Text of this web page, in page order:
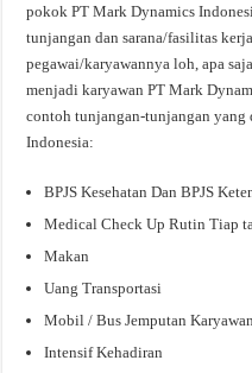
pokok PT Mark Dynamics
tunjangan dan sarana/fasilitas
pegawai/karyawannya loh, apa
menjadi karyawan PT Mark
contoh tunjangan-tunjangan
Indonesia:
BPJS Kesehatan Dan BPJS
Medical Check Up Rutin Tiap
Makan
Uang Transportasi
Mobil / Bus Jemputan Karyawan
Intensif Kehadiran